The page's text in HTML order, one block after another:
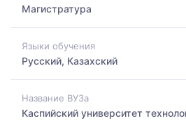
Магистратура
Языки обучения
Русский, Казахский
Название ВУЗа
Каспийский университет